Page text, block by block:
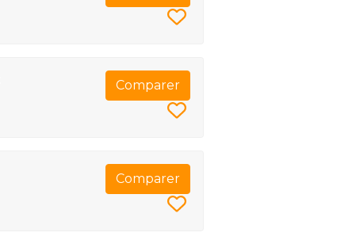
Comparer
Comparer